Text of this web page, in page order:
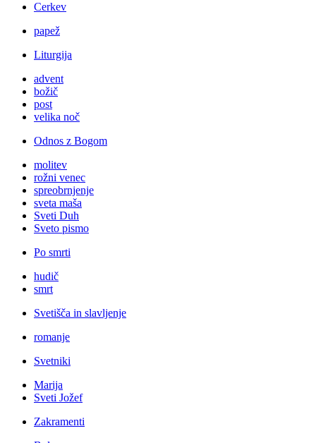
Cerkev
papež
Liturgija
advent
božič
post
velika noč
Odnos z Bogom
molitev
rožni venec
spreobrnjenje
sveta maša
Sveti Duh
Sveto pismo
Po smrti
hudič
smrt
Svetišča in slavljenje
romanje
Svetniki
Marija
Sveti Jožef
Zakramenti